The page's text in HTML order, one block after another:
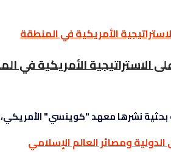
الاستراتيجية الأمريكية في
نشرها معهد "كوينسي"